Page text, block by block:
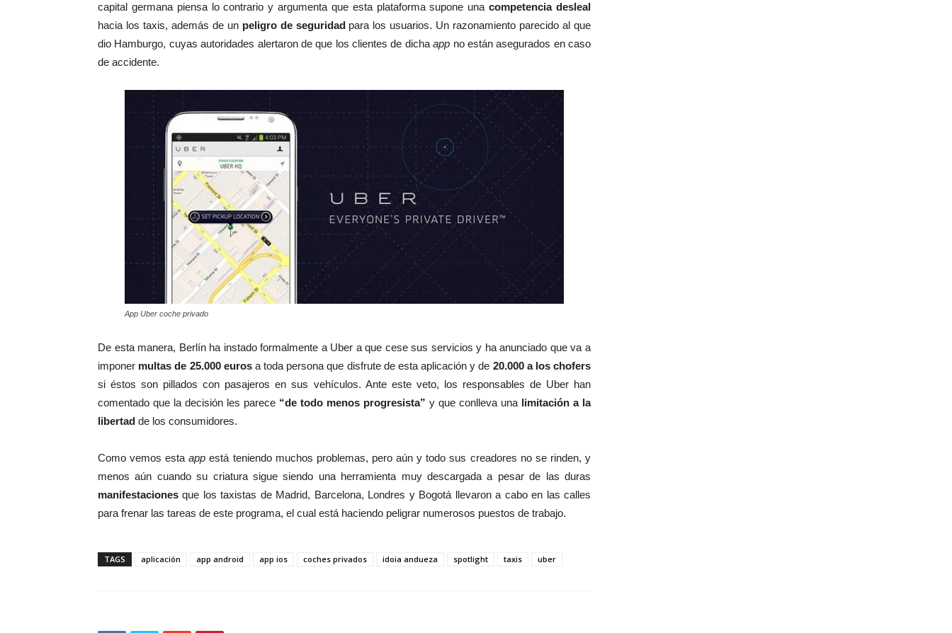
capital germana piensa lo contrario y argumenta que esta plataforma supone una competencia desleal
hacia los taxis, además de un peligro de seguridadpara los usuarios. Un razonamiento parecido al que
dio Hamburgo, cuyas autoridades alertaron de que los clientes de dichaapp no están asegurados en caso
de accidente.
App Uber coche privado
De esta manera, Berlín ha instado formalmente a Uber a que cese sus servicios y ha anunciado que va a
imponer multas de 25.000 eurosa toda persona que disfrute de esta aplicación y de 20.000 a los chofers
si éstos son pillados con pasajeros en sus vehículos. Ante este veto, los responsables de Uber han
comentado que la decisión les parece “de todo menos progresista” y que conlleva una limitación a la
libertad de los consumidores.
Como vemos esta app está teniendo muchos problemas, pero aún y todo sus creadores no se rinden, y
menos aún cuando su criatura sigue siendo una herramienta muy descargada a pesar de las duras
manifestaciones que los taxistas de Madrid, Barcelona, Londres y Bogotá llevaron a cabo en las calles
para frenar las tareas de este programa, el cual está haciendo peligrar numerosos puestos de trabajo.
TAGS aplicación app android app ios coches privados idoia andueza spotlight taxis uber